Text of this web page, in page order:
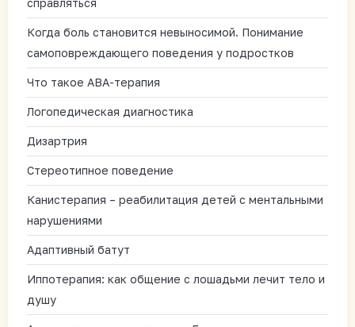
справляться
Когда боль становится невыносимой. Понимание
самоповреждающего поведения у подростков
Что такое АВА-терапия
Логопедическая диагностика
Дизартрия
Стереотипное поведение
Канистерапия – реабилитация детей с ментальными
нарушениями
Адаптивный батут
Иппотерапия: как общение с лошадьми лечит тело и
душу